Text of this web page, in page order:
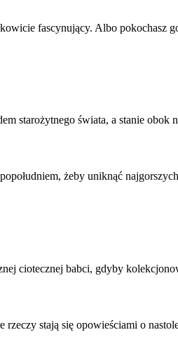
fascynujący. Albo pokochasz
starożytnego świata, a stanie obok
żeby uniknąć
ciotecznej babci, gdyby
stają się opowieściami o